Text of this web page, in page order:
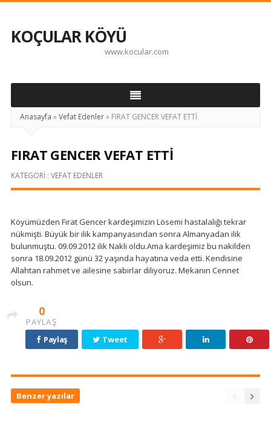
KOÇULAR KÖYÜ
www.kocular.com
Anasayfa »Vefat Edenler» FIRAT GENCER VEFAT ETTİ
FIRAT GENCER VEFAT ETTİ
KATEGORI : VEFAT EDENLER
Köyümüzden Fırat Gencer kardeşimizin Lösemi hastalalığı tekrar
nükmişti. Büyük bir ilik kampanyasından sonra Almanyadan ilik
bulunmuştu. 09.09.2012 ilik Nakli oldu.Ama kardeşimiz bu nakilden
sonra 18.09.2012 günü 32 yaşında hayatına veda etti. Kendisine
Allahtan rahmet ve ailesine sabırlar diliyoruz. Mekanın Cennet
olsun.
0
PAYLAŞ
Paylaş
Tweet
Benzer yazılar